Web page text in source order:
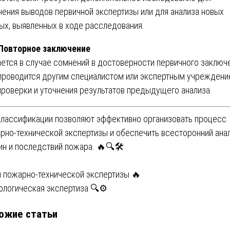
выводов первичной экспертизы или для анализа новых
выявленных в ходе расследования.
заключение
в случае сомнений в достоверности первичного
другим специалистом или экспертным
и уточнения результатов предыдущего анализа.
позволяют эффективно организовать процесс
технической экспертизы и обеспечить всесторонний
и последствий пожара. 🔥🔍🛠️
технической экспертизы 🔥
экспертиза 🔍⚙️
статьи